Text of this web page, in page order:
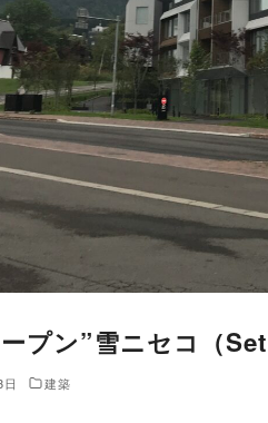
プン”雪ニセコ（
建築